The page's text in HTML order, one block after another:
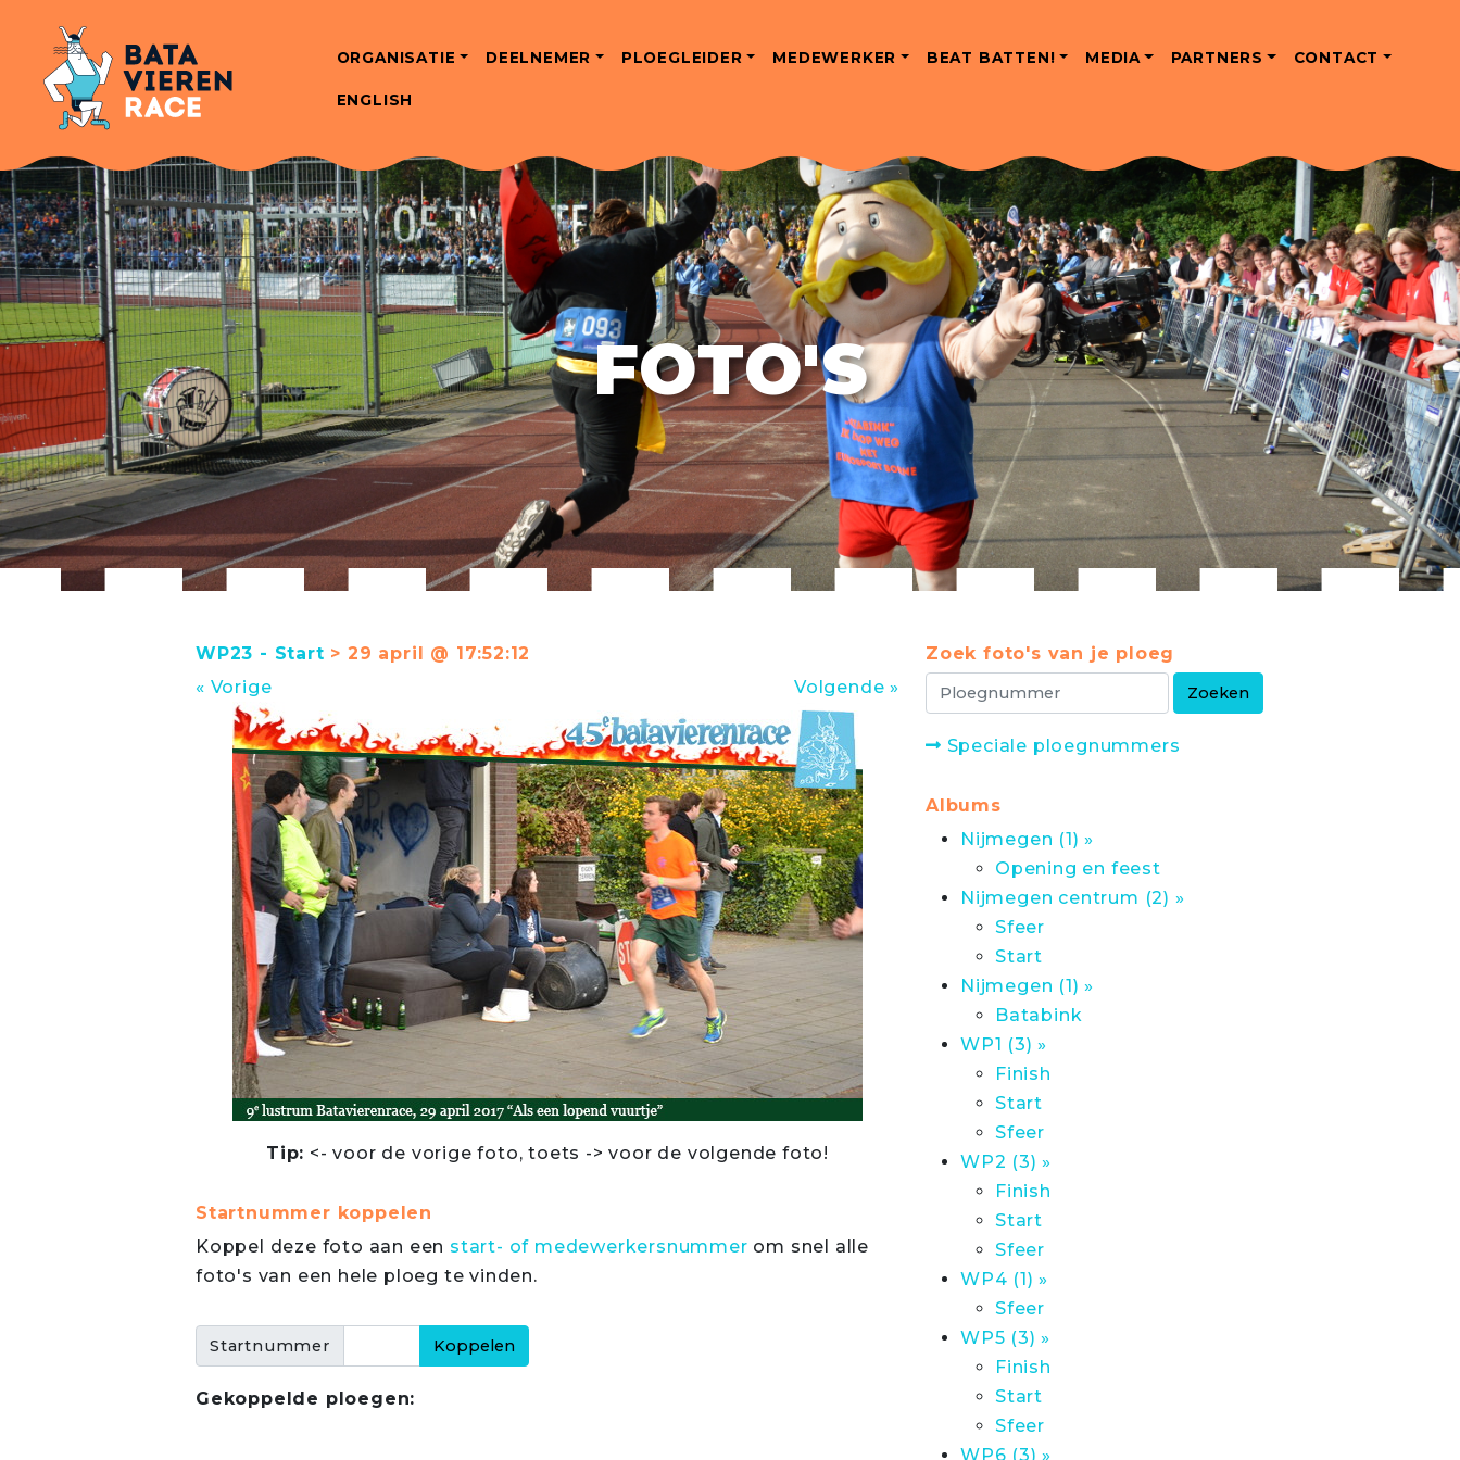
ORGANISATIE DEELNEMER PLOEGLEIDER MEDEWERKER BEAT BATTEN! MEDIA PARTNERS CONTACT
ENGLISH
FOTO'S
WP23 - Start > 29 april @ 17:52:12
« Vorige
Volgende »
Tip: <- voor de vorige foto, toets -> voor de volgende foto!
Startnummer koppelen
Koppel deze foto aan een start- of medewerkersnummer om snel alle
foto's van een hele ploeg te vinden.
Startnummer
Gekoppelde ploegen:
Zoek foto's van je ploeg
Speciale ploegnummers
Albums
Nijmegen (1) »
Opening en feest
Nijmegen centrum (2) »
Sfeer
Start
Nijmegen (1) »
Batabink
WP1 (3) »
Finish
Start
Sfeer
WP2 (3) »
Finish
Start
Sfeer
WP4 (1) »
Sfeer
WP5 (3) »
Finish
Start
Sfeer
WP6 (3) »